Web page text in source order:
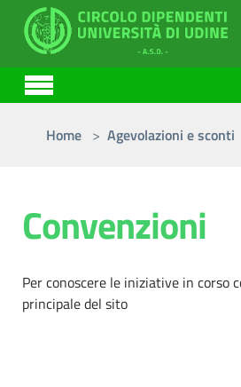
Skip to main content
Home
Agevolazioni e sconti
Convenzioni
Per conoscere le iniziative in corso
principale del sito